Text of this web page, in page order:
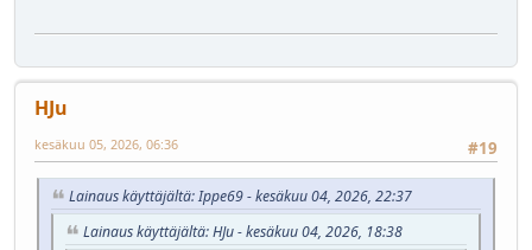
HJu
#19
kesäkuu 05, 2026, 06:36
Lainaus käyttäjältä: Ippe69 - kesäkuu 04, 2026, 22:37
Lainaus käyttäjältä: HJu - kesäkuu 04, 2026, 18:38